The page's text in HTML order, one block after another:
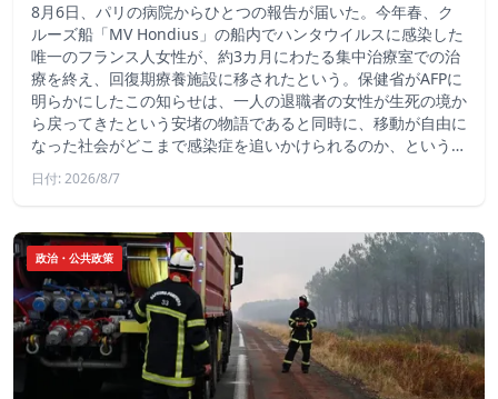
8月6日、パリの病院からひとつの報告が届いた。今年春、ク
ルーズ船「MV Hondius」の船内でハンタウイルスに感染した
唯一のフランス人女性が、約3カ月にわたる集中治療室での治
療を終え、回復期療養施設に移されたという。保健省がAFPに
明らかにしたこの知らせは、一人の退職者の女性が生死の境か
ら戻ってきたという安堵の物語であると同時に、移動が自由に
なった社会がどこまで感染症を追いかけられるのか、という…
日付: 2026/8/7
政治・公共政策